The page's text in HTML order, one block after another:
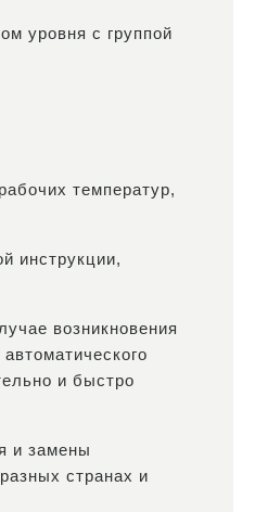
уровня с группой
температур,
инструкции,
возникновения
и быстро
и замены
странах и